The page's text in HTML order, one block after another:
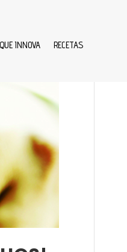
INNOVA RECETAS